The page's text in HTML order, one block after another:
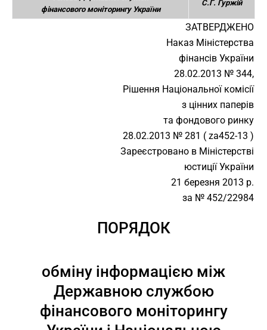
фінансового моніторингу України
С.Г. Гуржій
ЗАТВЕРДЖЕНО
Наказ Міністерства
фінансів України
28.02.2013 № 344,
Рішення Національної комісії
з цінних паперів
та фондового ринку
28.02.2013 № 281 ( za452-13 )
Зареєстровано в Міністерстві
юстиції України
21 березня 2013 р.
за № 452/22984
ПОРЯДОК
обміну інформацією між
Державною службою
фінансового моніторингу